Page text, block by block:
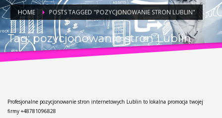
HOME POSTS TAGGED "POZYCJONOWANIE STRON LUBLIN"
Tag: pozycjonowanie stron Lublin
Profesjonalne pozycjonowanie stron internetowych Lublin to lokalna promocja twojej
firmy +48781096828